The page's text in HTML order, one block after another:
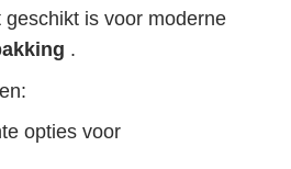
is voor moderne
.
opties voor